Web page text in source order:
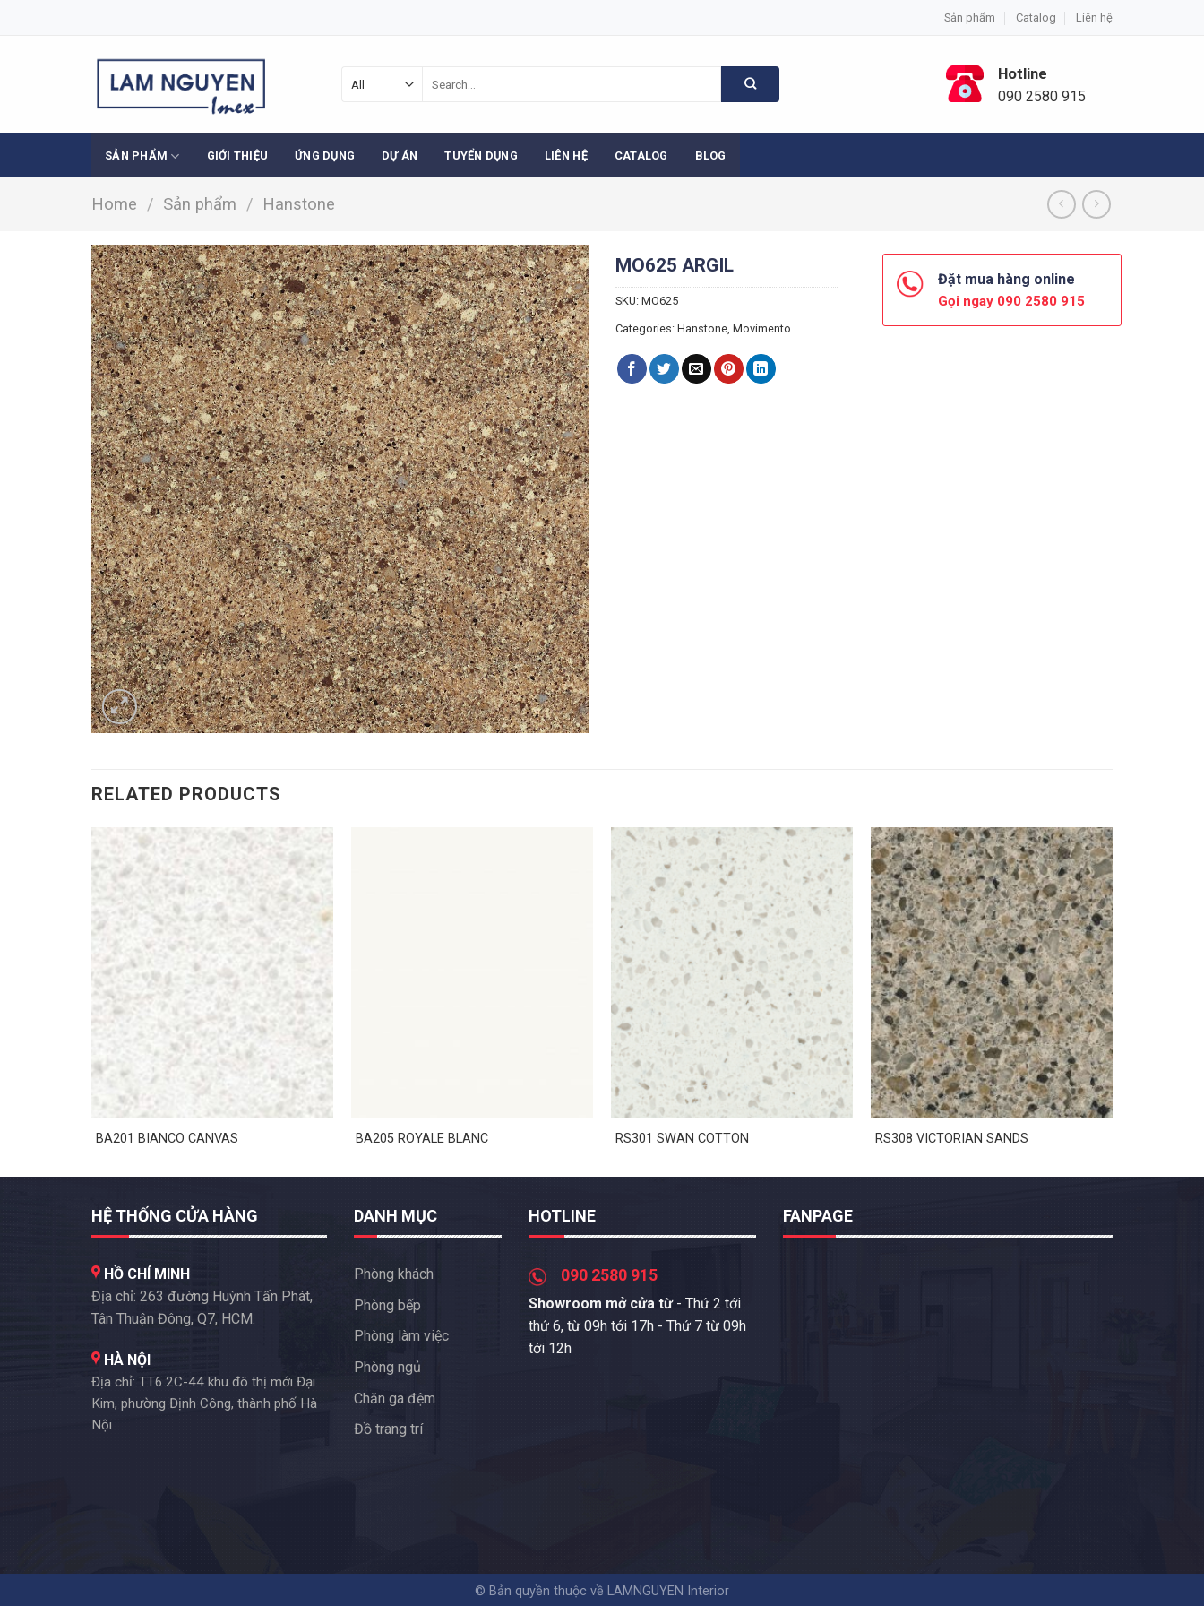
Sản phẩm Catalog Liên hệ
for:
Hotline
090 2580 915
SẢN PHẨM GIỚI THIỆU ỨNG DỤNG DỰ ÁN TUYỂN DỤNG LIÊN HỆ CATALOG BLOG
Home / Sản phẩm / Hanstone
MO625 ARGIL
SKU: MO625
Categories: Hanstone, Movimento
Đặt mua hàng online
Gọi ngay 090 2580 915
RELATED PRODUCTS
BA201 BIANCO CANVAS BA205 ROYALE BLANC RS301 SWAN COTTON RS308 VICTORIAN SANDS
HỆ THỐNG CỬA HÀNG
HỒ CHÍ MINH
Địa chỉ: 263 đường Huỳnh Tấn Phát,
Tân Thuận Đông, Q7, HCM.
HÀ NỘI
Địa chỉ: TT6.2C-44 khu đô thị mới Đại
Kim, phường Định Công, thành phố Hà
Nội
DANH MỤC
Phòng khách
Phòng bếp
Phòng làm việc
Phòng ngủ
Chăn ga đệm
Đồ trang trí
HOTLINE
090 2580 915
Showroom mở cửa từ - Thứ 2 tới
thứ 6, từ 09h tới 17h - Thứ 7 từ 09h
tới 12h
FANPAGE
© Bản quyền thuộc về LAMNGUYEN Interior